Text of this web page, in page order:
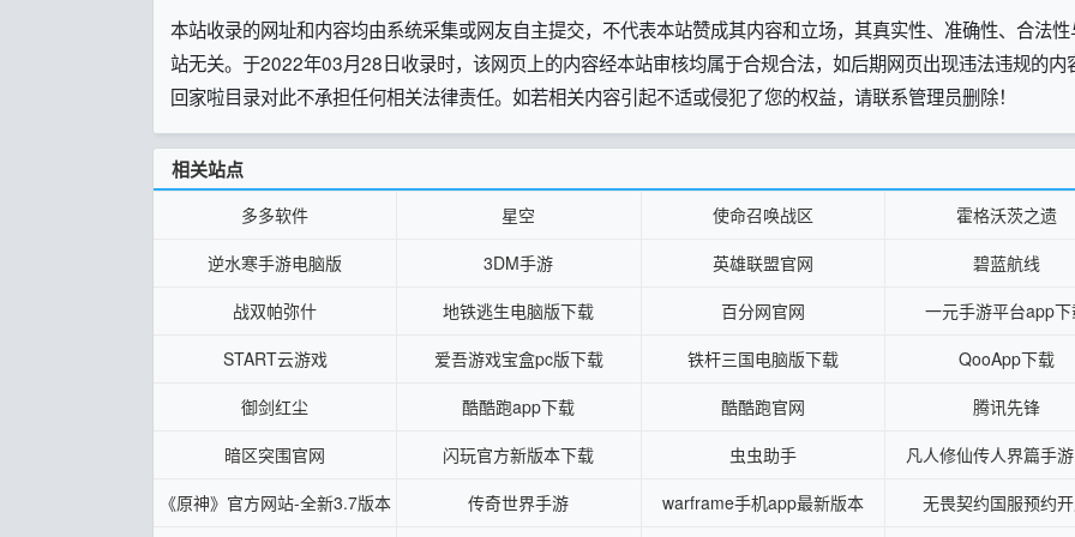
本站收录的网址和内容均由系统采集或网友自主提交，不代表本站赞成其内容和立场，其真实性、准确性、合法
站无关。于2022年03月28日收录时，该网页上的内容经本站审核均属于合规合法，如后期网页出现违法违规的内
回家啦目录对此不承担任何相关法律责任。如若相关内容引起不适或侵犯了您的权益，请联系管理员删除！
相关站点
多多软件 星空 使命召唤战区
霍格沃茨之遗
逆水寒手游电脑版
3DM手游 英雄联盟官网
碧蓝航线
战双帕弥什
地铁逃生电脑版下载 百分网官网
一元手游平台app
START云游戏
爱吾游戏宝盒pc版下载 铁杆三国电脑版下载
QooApp下载
御剑红尘
酷酷跑app下载 酷酷跑官网
腾讯先锋
暗区突围官网
闪玩官方新版本下载 虫虫助手
凡人修仙传人界篇手
《原神》官方网站-全新3.7版本
传奇世界手游 warframe手机app最新版本 无畏契约国服预约